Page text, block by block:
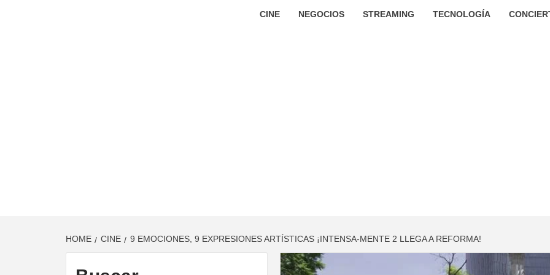
CINE NEGOCIOS STREAMING TECNOLOGÍA
HOME CINE 9 EMOCIONES, 9 EXPRESIONES ARTÍSTICAS ¡INTENSA-MENTE 2 LLEGA A REFORMA!